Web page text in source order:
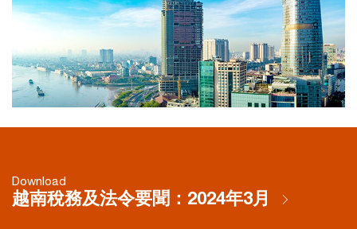
Download
越南稅務及法令要聞：2024年3月